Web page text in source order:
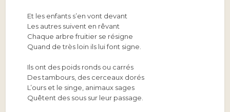
Et les enfants s’en vont devant
Les autres suivent en rêvant
Chaque arbre fruitier se résigne
Quand de très loin ils lui font signe.
Ils ont des poids ronds ou carrés
Des tambours, des cerceaux dorés
L’ours et le singe, animaux sages
Quêtent des sous sur leur passage.